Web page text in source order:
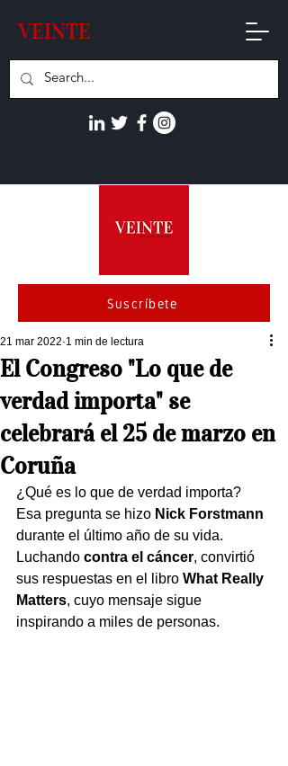
VEINTE
Suscríbete
El Congreso "Lo que de
verdad importa" se
celebrará el 25 de marzo en
Coruña
21 mar 2022 1 min de lectura
¿Qué es lo que de verdad importa?
Esa pregunta se hizo Nick Forstmann
durante el último año de su vida.
Luchando contra el cáncer, convirtió
sus respuestas en el libro What Really
Matters, cuyo mensaje sigue
inspirando a miles de personas.